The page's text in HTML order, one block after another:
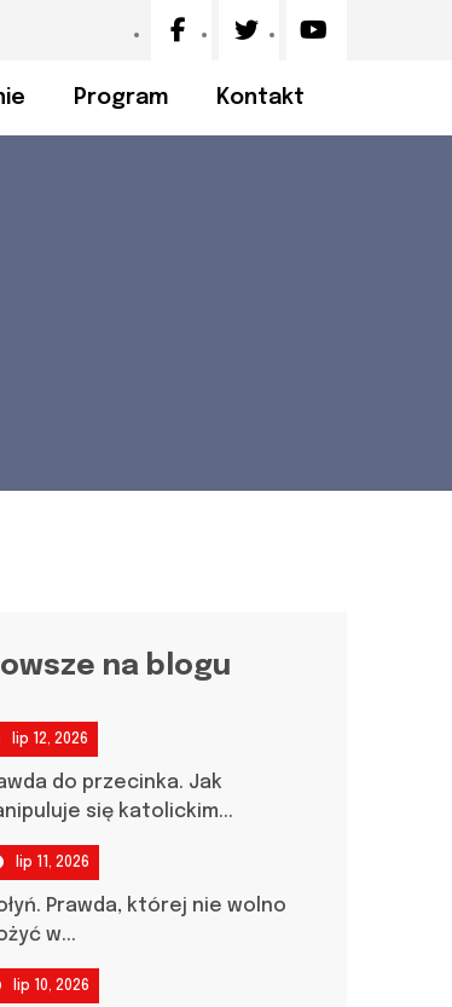
Program Kontakt
na blogu
lip 12, 2026
do przecinka. Jak
się katolickim...
lip 11, 2026
Prawda, której nie wolno
w...
lip 10, 2026